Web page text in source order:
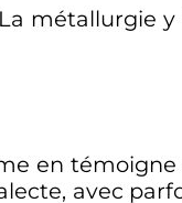
métallurgie
en témoigne
avec